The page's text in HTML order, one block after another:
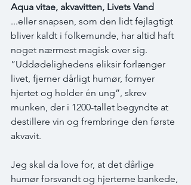
Aqua vitae, akvavitten, Livets Vand
...eller snapsen, som den lidt fejlagtigt
bliver kaldt i folkemunde, har altid haft
noget nærmest magisk over sig.
”Uddødelighedens eliksir forlænger
livet, fjerner dårligt humør, fornyer
hjertet og holder én ung”, skrev
munken, der i 1200-tallet begyndte at
destillere vin og frembringe den første
akvavit.
Jeg skal da love for, at det dårlige
humør forsvandt og hjerterne bankede,